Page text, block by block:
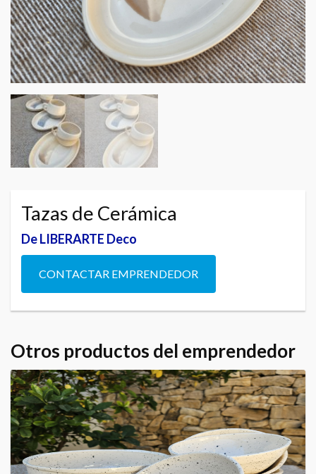
Tazas de Cerámica
De LIBERARTE Deco
CONTACTAR EMPRENDEDOR
Otros productos del emprendedor